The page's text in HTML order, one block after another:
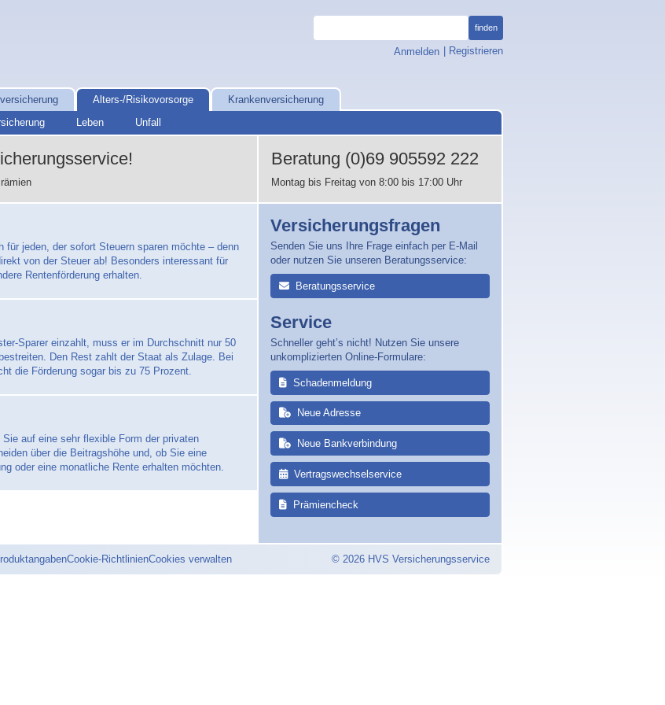
finden
Anmelden, öffnet Anmeldefenster
| Registrieren
Alters-/Risikovorsorge
Leben Unfall
Krankenversicherung
Beratung (0)69 905592 222
Montag bis Freitag von 8:00 bis 17:00 Uhr
für jeden, der sofort Steuern sparen möchte – denn
von der Steuer ab! Besonders interessant für
Rentenförderung erhalten.
Sparer einzahlt, muss er im Durchschnitt nur 50
Den Rest zahlt der Staat als Zulage. Bei
die Förderung sogar bis zu 75 Prozent.
auf eine sehr flexible Form der privaten
über die Beitragshöhe und, ob Sie eine
oder eine monatliche Rente erhalten möchten.
Versicherungsfragen
Senden Sie uns Ihre Frage einfach per E-Mail
oder nutzen Sie unseren Beratungsservice:
Beratungsservice
Service
Schneller geht’s nicht! Nutzen Sie unsere
unkomplizierten Online-Formulare:
Schadenmeldung
Neue Adresse
Neue Bankverbindung
Vertragswechselservice
Prämiencheck
Cookie-RichtlinienCookies verwalten © 2026 HVS Versicherungsservice